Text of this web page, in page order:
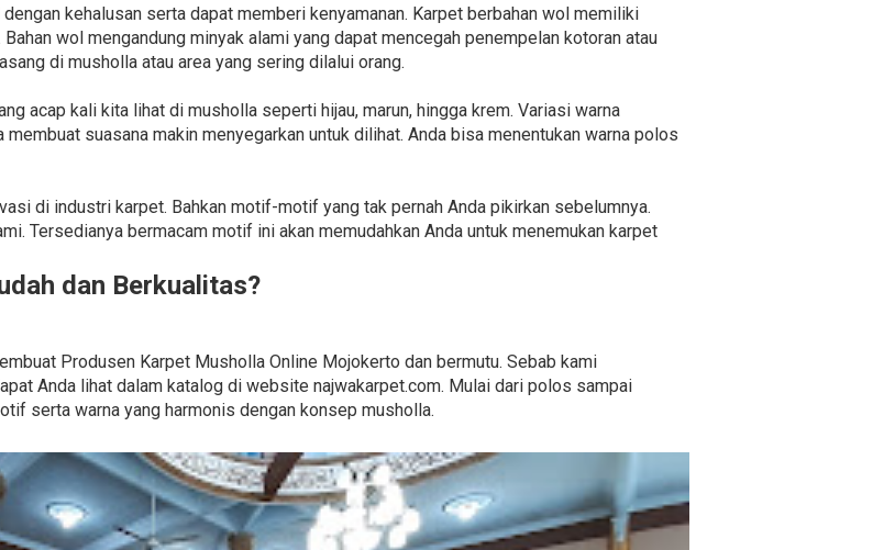
kehalusan serta dapat memberi kenyamanan. Karpet berbahan wol memiliki
wol mengandung minyak alami yang dapat mencegah penempelan kotoran atau
di musholla atau area yang sering dilalui orang.
acap kali kita lihat di musholla seperti hijau, marun, hingga krem. Variasi warna
suasana makin menyegarkan untuk dilihat. Anda bisa menentukan warna polos
di industri karpet. Bahkan motif-motif yang tak pernah Anda pikirkan sebelumnya.
Tersedianya bermacam motif ini akan memudahkan Anda untuk menemukan karpet
dan Berkualitas?
Produsen Karpet Musholla Online Mojokerto dan bermutu. Sebab kami
Anda lihat dalam katalog di website najwakarpet.com. Mulai dari polos sampai
serta warna yang harmonis dengan konsep musholla.